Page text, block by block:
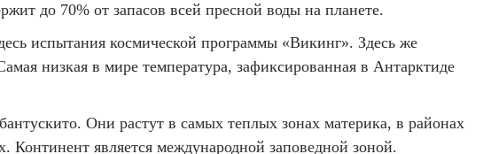
до 70% от запасов всей пресной воды на планете.
испытания космической программы «Викинг». Здесь же
низкая в мире температура, зафиксированная в Антарктиде
Они растут в самых теплых зонах материка, в районах
является международной заповедной зоной.